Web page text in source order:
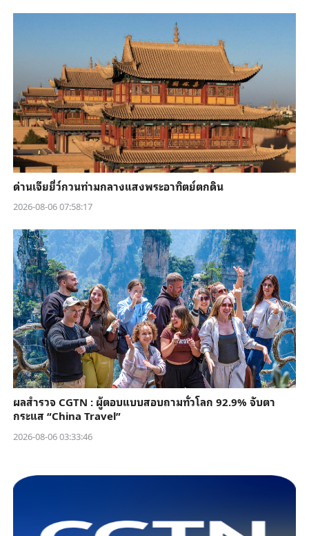
ด่านเจียยี่ว์กวนท่ามกลางแสงพระอาทิตย์ตกดิน
2026-08-06 07:58:17
ผลสำรวจ CGTN : ผู้ตอบแบบสอบถามทั่วโลก 92.9% จับตา
กระแส “China Travel”
2026-08-06 03:33:46